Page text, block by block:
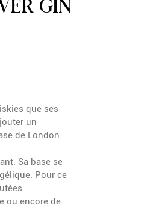
GIN
que ses
un
de London
Sa base se
Pour ce
ou encore de